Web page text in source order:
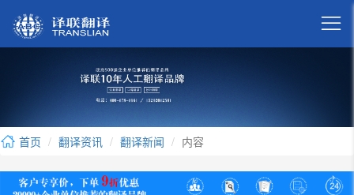

首页 翻译资讯 翻译新闻 内容